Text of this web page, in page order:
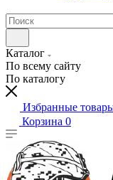
Каталог
По всему сайту
По каталогу
Избранные
Корзина 0